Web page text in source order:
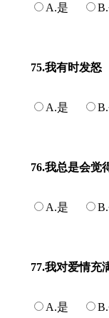
A.是
75.我有时发怒
A.是
76.我总是会觉
A.是
77.我对爱情充
A.是